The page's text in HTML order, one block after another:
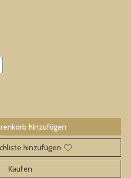
hinzufügen
hinzufügen
Kaufen